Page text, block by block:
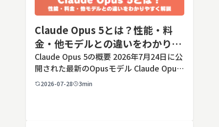
Claude Opus 5とは？性能・料
金・他モデルとの違いをわかりや
すく解説
Claude Opus 5の概要 2026年7月24日に公
開された最新のOpusモデル Claude Opus
5は、米国のAI企業Anthropic（アンソロピ
2026-07-28 3min